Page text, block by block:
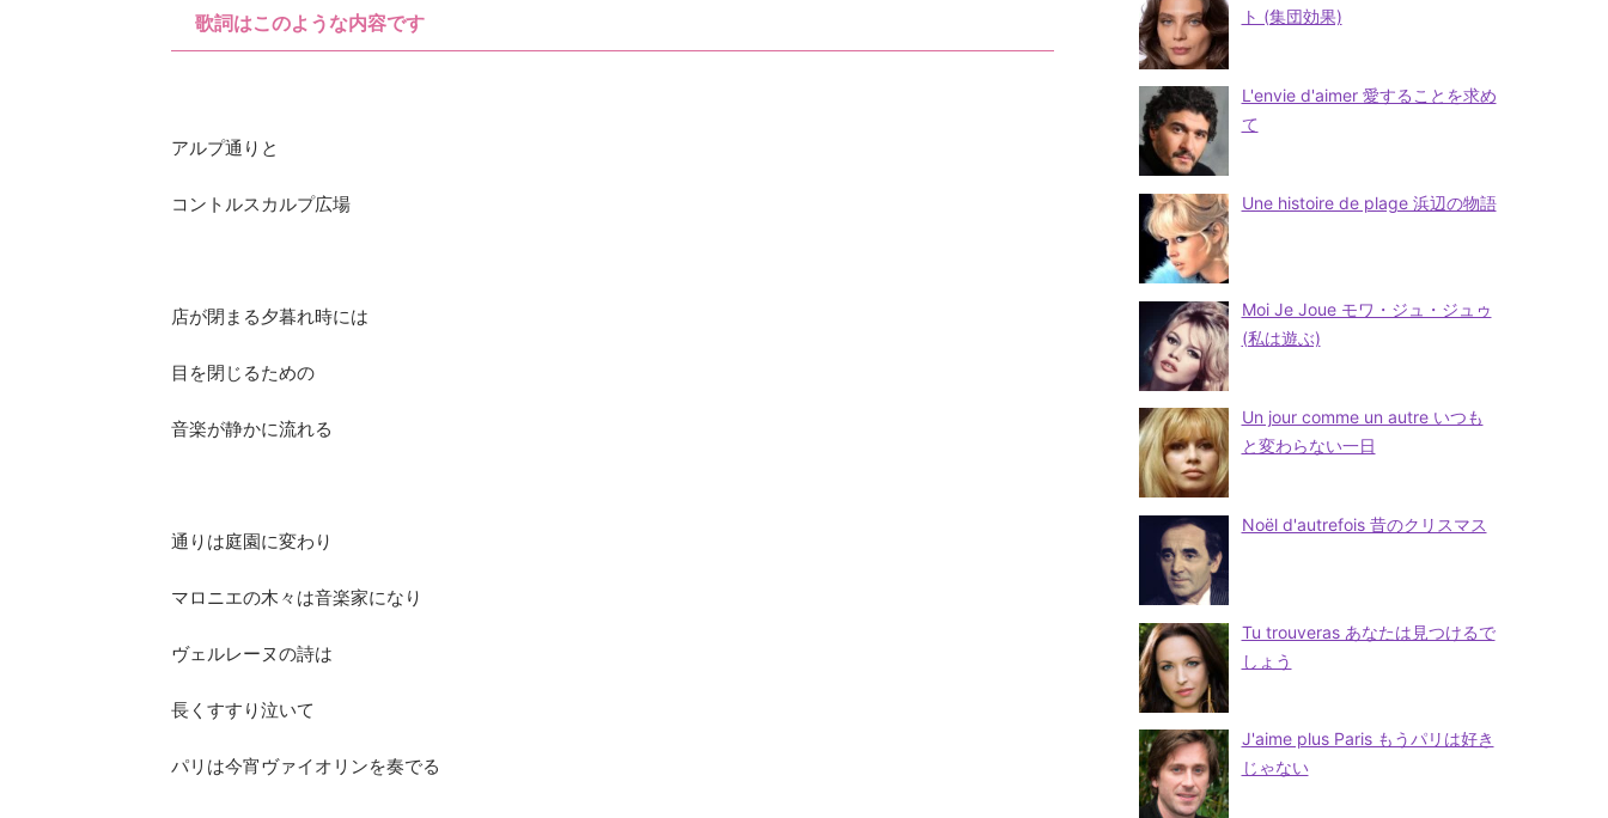
歌詞はこのような内容です
アルプ通りと
コントルスカルプ広場
店が閉まる夕暮れ時には
目を閉じるための
音楽が静かに流れる
通りは庭園に変わり
マロニエの木々は音楽家になり
ヴェルレーヌの詩は
長くすすり泣いて
パリは今宵ヴァイオリンを奏でる
ト (集団効果)
L'envie d'aimer 愛することを求め
て
Une histoire de plage 浜辺の物語
Moi Je Joue モワ・ジュ・ジュゥ
(私は遊ぶ)
Un jour comme un autre いつも
と変わらない一日
Noël d'autrefois 昔のクリスマス
Tu trouveras あなたは見つけるで
しょう
J'aime plus Paris もうパリは好き
じゃない